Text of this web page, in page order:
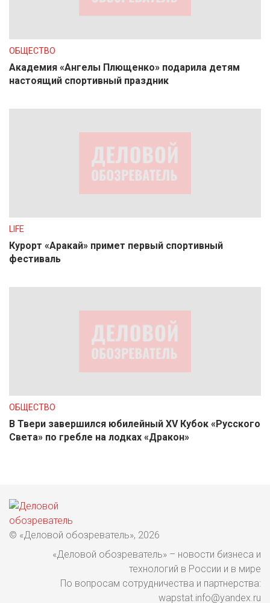
ОБЩЕСТВО
Академия «Ангелы Плющенко» подарила детям
настоящий спортивный праздник
LIFE
Курорт «Аракай» примет первый спортивный
фестиваль
ОБЩЕСТВО
В Твери завершился юбилейный XV Кубок «Русского
Света» по гребле на лодках «Дракон»
© «Деловой обозреватель», 2026
«Деловой обозреватель» – новости бизнеса и
технологий в России и в мире
По вопросам сотрудничества и партнерства:
wapstat.info@yandex.ru